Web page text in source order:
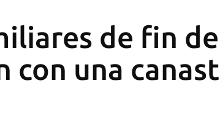
de fin
con una